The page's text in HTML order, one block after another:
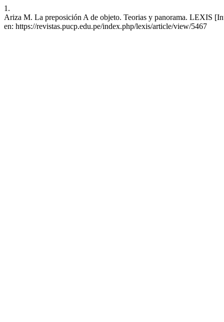
1.
Ariza M. La preposición A de objeto. Teorias y panorama. LEXIS
en: https://revistas.pucp.edu.pe/index.php/lexis/article/view/5467